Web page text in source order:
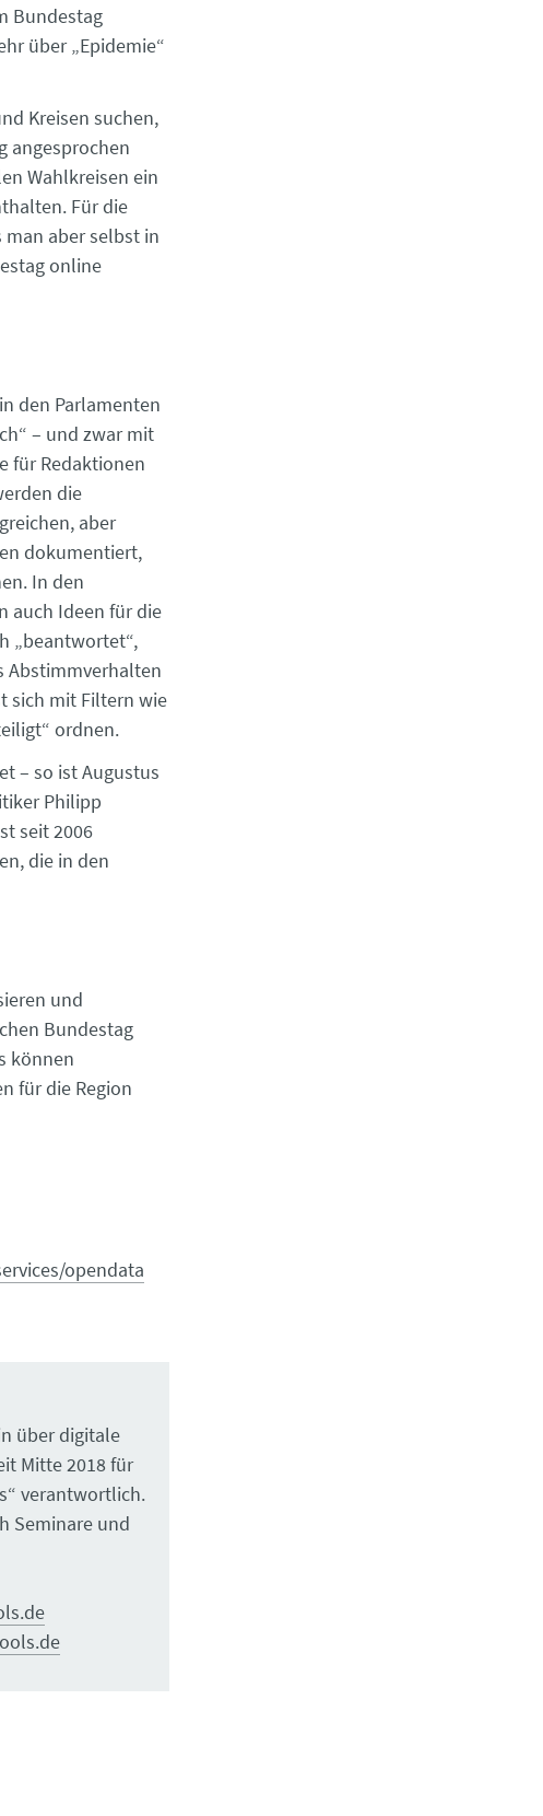
Bundestag
über „Epidemie“
Kreisen suchen,
angesprochen
Wahlkreisen ein
Für die
aber selbst in
online
den Parlamenten
– und zwar mit
für Redaktionen
die
aber
dokumentiert,
In den
auch Ideen für die
„beantwortet“,
Abstimmverhalten
sich mit Filtern wie
ordnen.
– so ist Augustus
Philipp
seit 2006
die in den
und
Bundestag
können
für die Region
opendata
über digitale
Mitte 2018 für
verantwortlich.
Seminare und